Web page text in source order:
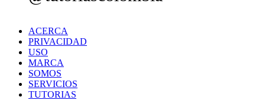
ACERCA
PRIVACIDAD
USO
MARCA
SOMOS
SERVICIOS
TUTORIAS